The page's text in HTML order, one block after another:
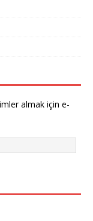
almak için e-